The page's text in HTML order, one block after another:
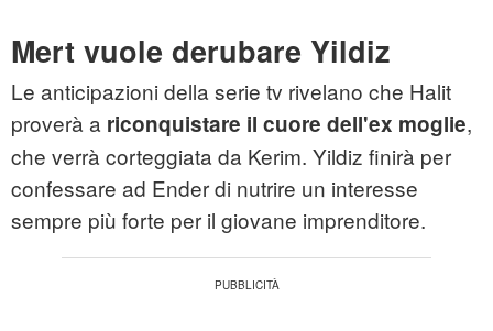
Mert vuole derubare Yildiz
Le anticipazioni della serie tv rivelano che Halit
proverà a riconquistare il cuore dell'ex moglie,
che verrà corteggiata da Kerim. Yildiz finirà per
confessare ad Ender di nutrire un interesse
sempre più forte per il giovane imprenditore.